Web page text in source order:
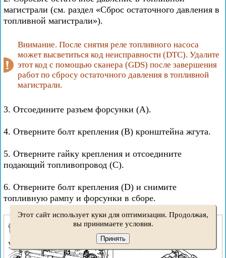
магистрали (см. раздел «Сброс остаточного давления в
топливной магистрали»).
Внимание. После снятия реле топливного насоса
может высветиться код неисправности (DTC). Удалите
этот код с помощью сканера (GDS) после завершения
работ по сбросу остаточного давления в топливной
магистрали.
3. Отсоедините разъем форсунки (А).
4. Отверните болт крепления (В) кронштейна жгута.
5. Отверните гайку крепления и отсоедините
подающий топливопровод (С).
6. Отверните болт крепления (D) и снимите
топливную рампу и форсунки в сборе.
Этот сайт использует куки для оптимизации. Продолжая,
вы принимаете условия.
Принять